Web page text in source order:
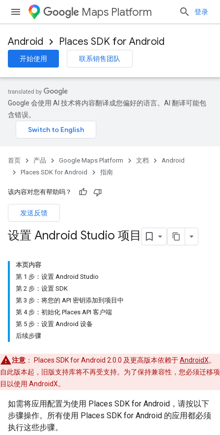
Maps Platform 登录
Android Places SDK for Android
开始使用 联系销售团队
Google 会使用 AI 技术将内容翻译成您偏好的语言。AI 翻译可能包
含错误。
首页 产品 Google Maps Platform 文档
Android
Places SDK for Android
指南
该内容对您有帮助吗？
发送反馈
设置 Android Studio 项目
本页内容
第 1 步：设置 Android Studio
第 2 步：设置 SDK
第 3 步：将您的 API 密钥添加到项目中
第 4 步：初始化 Places API 客户端
第 5 步：设置 Android 设备
后续步骤
注意 ： Places SDK for Android 2.0.0 及更高版本依赖于AndroidX。
自此版本起，旧版支持库将不再受支持。为了保持兼容性，您必须迁移项
目以使用 AndroidX。
如需将应用配置为使用 Places SDK for Android，请按以下
步骤操作。所有使用 Places SDK for Android 的应用都必须
执行这些步骤。